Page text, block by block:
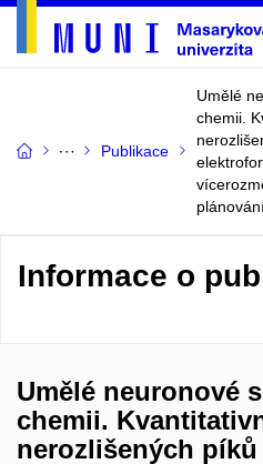
Publikace
Umělé
chemii.
Informace o
Umělé neuronové
chemii.
nerozlišených